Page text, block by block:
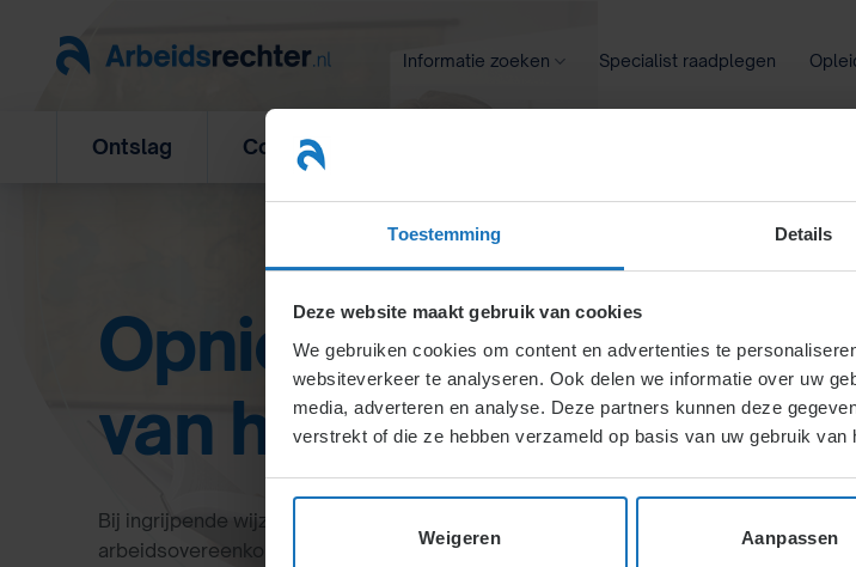
Toestemming Details
Deze website maakt gebruik van cookies
We gebruiken cookies om content en advertenties te
websiteverkeer te analyseren. Ook delen we informatie over uw
media, adverteren en analyse. Deze partners kunnen deze
verstrekt of die ze hebben verzameld op basis van uw gebruik van
Weigeren Aanpassen
inhoud
Informatie zoeken Specialist raadplegen
Ontslag Concurrentiebeding
Opnieuw
van het
Bij ingrijpende wijzigingen zoals een zwaarwegende functieverandering, nieuwe
arbeidsovereenkomsten of contractovername kan het vereist zijn dat een